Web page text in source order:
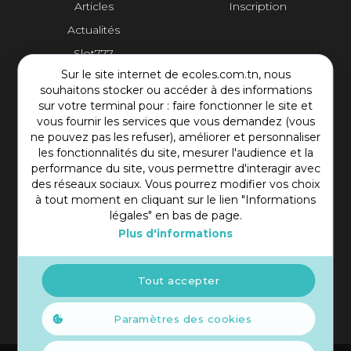
Sur le site internet de ecoles.com.tn, nous
souhaitons stocker ou accéder à des informations
sur votre terminal pour : faire fonctionner le site et
vous fournir les services que vous demandez (vous
ne pouvez pas les refuser), améliorer et personnaliser
les fonctionnalités du site, mesurer l'audience et la
performance du site, vous permettre d'interagir avec
des réseaux sociaux. Vous pourrez modifier vos choix
à tout moment en cliquant sur le lien "Informations
légales" en bas de page.
Plus d'informations
Paramètres des cookies
Tout accepter
Articles
Actualités
Slot777
Inscription
Contact Plateforme
Rue Mohamed Shim, Rbat Monastir 5000 Tunisie
+216 97 50 60 54
contact@ecoles.com.tn